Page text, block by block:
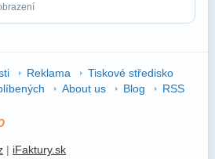
Reklama
Tiskové středisko
About us Blog
RSS
| iFaktury.sk